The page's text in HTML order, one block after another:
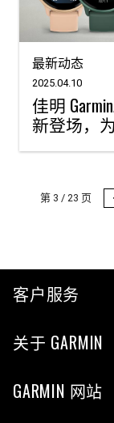
最新动态
2025.04.10
佳明
新登场，
第 3 / 23 页
客户服务
关于 GARMIN
GARMIN 网站